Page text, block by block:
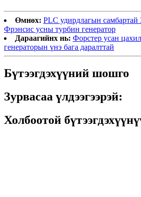
Өмнөх: PLC удирдлагын
Фрэнсис усны турбин генератор
Дараагийнх нь: Форстер усан
генераторын үнэ бага даралттай
Бүтээгдэхүүний шошго
Зурвасаа үлдээгээрэй:
Холбоотой